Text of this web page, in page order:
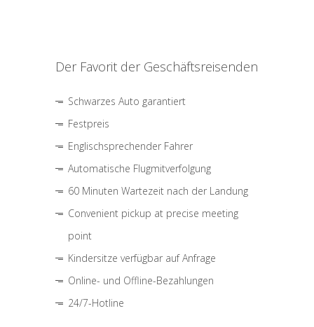
Der Favorit der Geschäftsreisenden
Schwarzes Auto garantiert
Festpreis
Englischsprechender Fahrer
Automatische Flugmitverfolgung
60 Minuten Wartezeit nach der Landung
Convenient pickup at precise meeting
point
Kindersitze verfügbar auf Anfrage
Online- und Offline-Bezahlungen
24/7-Hotline